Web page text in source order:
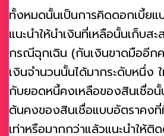
ทั้งหมดนั้นเป็นการคิดดอกเบี้ยแ
แนะนำให้นำเงินที่เหลือนั้นเก็บส
กรณีฉุกเฉิน (กันเงินขาดมืออีก
เงินจำนวนนั้นได้มากระดับหนึ่ง
กับยอดหนี้คงเหลือของสินเชื่อนั้
ต้นคงของสินเชื่อแบบอัตราคง
เท่าหรือมากกว่าแล้วแนะนำให้ติ